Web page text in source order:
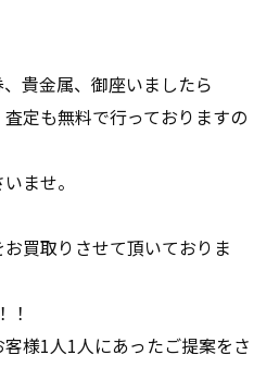
貴金属、御座いましたら
定も無料で行っておりますの
ませ。
買取りさせて頂いておりま
！
様1人1人にあったご提案をさ